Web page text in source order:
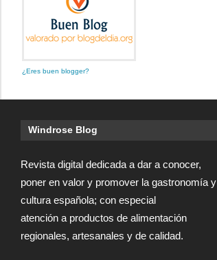
¿Eres buen blogger?
Windrose Blog
Revista digital dedicada a dar a conocer,
poner en valor y promover la gastronomía y
cultura española; con especial
atención a productos de alimentación
regionales, artesanales y de calidad.